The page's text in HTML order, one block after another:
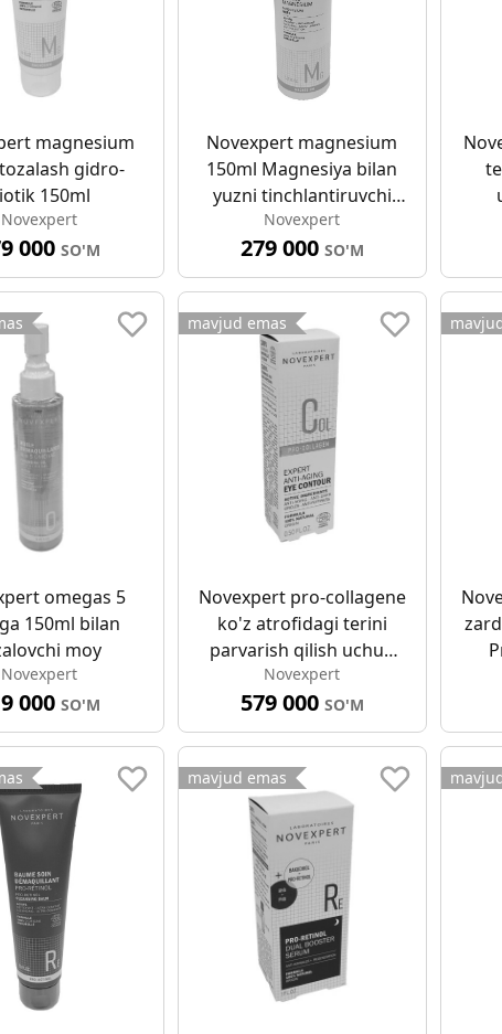
magnesium
gidro-
150ml
Novexpert
000SO'M
Novexpert magnesium
150ml Magnesiya bilan
yuzni tinchlantiruvchi
buzadigan amallar
Novexpert
279 000 SO'M
omegas 5
150ml bilan
moy
Novexpert
000SO'M
mavjud emas
Novexpert pro-collagene
ko'z atrofidagi terini
parvarish qilish uchun
qarishga qarshi krem
15ml
Novexpert
579 000 SO'M
mavjud emas